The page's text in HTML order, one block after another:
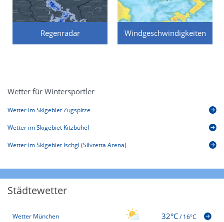
Regenradar Windgeschwindigkeiten
Wetter für Wintersportler
Wetter im Skigebiet Zugspitze
Wetter im Skigebiet Kitzbühel
Wetter im Skigebiet Ischgl (Silvretta Arena)
Städtewetter
Wetter München 32°C/16°C